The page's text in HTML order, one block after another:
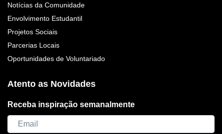
Notícias da Comunidade
Envolvimento Estudantil
Projetos Sociais
Parcerias Locais
Oportunidades de Voluntariado
Atento as Novidades
Receba inspiração semanalmente